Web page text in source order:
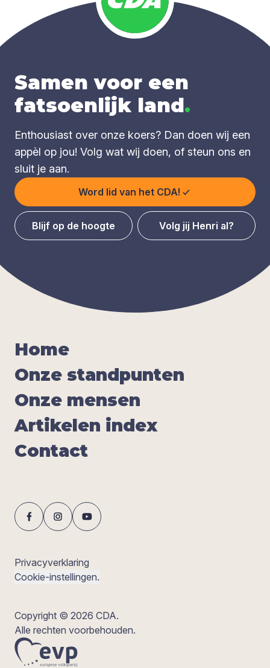
Samen voor een
fatsoenlijk land.
Enthousiast over onze koers? Dan doen wij een
appèl op jou! Volg wat wij doen, of steun ons en
sluit je aan.
Word lid van het CDA!
Blijf op de hoogte Volg jij Henri al?
Home
Onze stand­pun­ten
Onze men­sen
Arti­ke­len index
Con­tact
Privacyverklaring
Cookie-instellingen.
Copyright © 2026 CDA.
Alle rechten voorbehouden.